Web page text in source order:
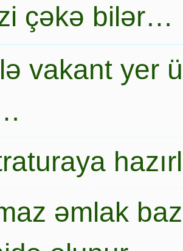
çəkə bilər…
vakant yer
əmlak